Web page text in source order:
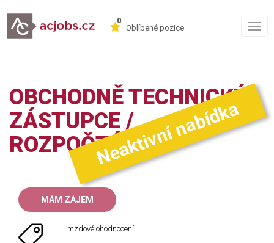
0
Oblíbené pozice
OBCHODNĚ TECHNICKÝ
ZÁSTUPCE /
ROZPOČTÁŘNeaktivní nabídka
MÁM ZÁJEM
mzdové ohodnocení